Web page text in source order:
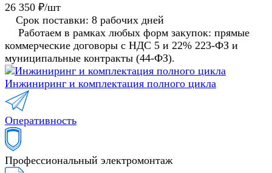
26 350 ₽/шт
Срок поставки: 8 рабочих дней
Работаем в рамках любых форм закупок: прямые
коммерческие договоры с НДС 5 и 22% 223-ФЗ и
муниципальные контракты (44-ФЗ).
Инжиниринг и комплектация полного цикла
Оперативность
Профессиональный электромонтаж